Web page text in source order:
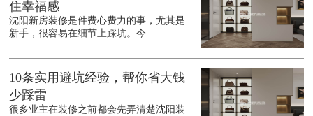
住幸福感
沈阳新房装修是件费心费力的事，尤其是
新手，很容易在细节上踩坑。今...
10条实用避坑经验，帮你省大钱
少踩雷
很多业主在装修之前都会先弄清楚沈阳装